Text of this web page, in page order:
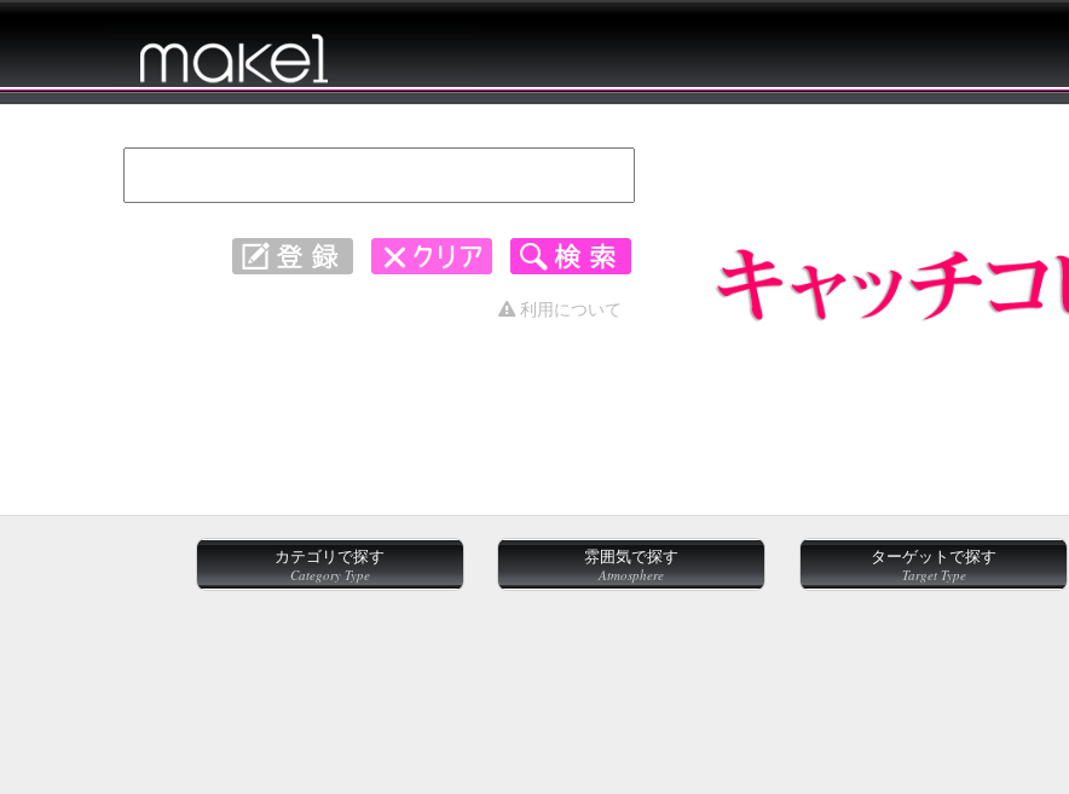
1〜30
利用について
カテゴリで探す
Category Type
雰囲気で探す
Atmosphere
ターゲットで探す
Target Type